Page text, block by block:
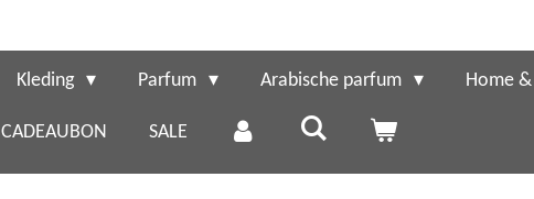
Kleding Parfum Arabische parfum Home
CADEAUBON SALE